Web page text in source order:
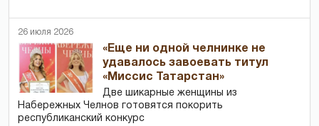
26 июля 2026
«Еще ни одной челнинке не
удавалось завоевать титул
«Миссис Татарстан»
Две шикарные женщины из
Набережных Челнов готовятся покорить
республиканский конкурс